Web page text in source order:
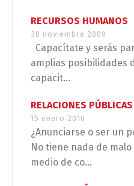
RECURSOS HUMANOS
30 noviembre 2009
Capacítate y serás
amplias posibilidades
capacit...
RELACIONES
15 enero 2010
¿Anunciarse o ser un
No tiene nada de
medio de co...